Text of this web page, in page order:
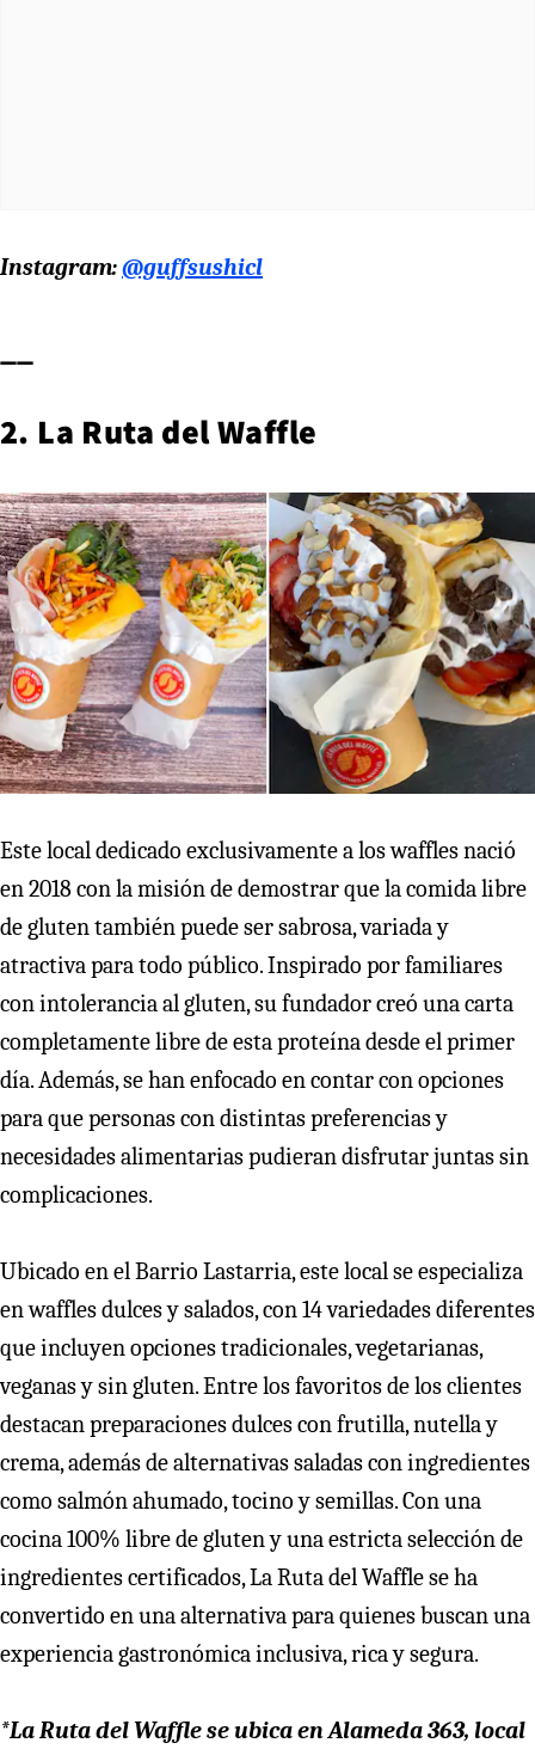
Instagram:@guffsushicl
2. La Ruta del Waffle
Este local dedicado exclusivamente a los waffles nació
en 2018 con la misión de demostrar que la comida libre
de gluten también puede ser sabrosa, variada y
atractiva para todo público. Inspirado por familiares
con intolerancia al gluten, su fundador creó una carta
completamente libre de esta proteína desde el primer
día. Además, se han enfocado en contar con opciones
para que personas con distintas preferencias y
necesidades alimentarias pudieran disfrutar juntas sin
complicaciones.
Ubicado en el Barrio Lastarria, este local se especializa
en waffles dulces y salados, con 14 variedades diferentes
que incluyen opciones tradicionales, vegetarianas,
veganas y sin gluten. Entre los favoritos de los clientes
destacan preparaciones dulces con frutilla, nutella y
crema, además de alternativas saladas con ingredientes
como salmón ahumado, tocino y semillas. Con una
cocina 100% libre de gluten y una estricta selección de
ingredientes certificados, La Ruta del Waffle se ha
convertido en una alternativa para quienes buscan una
experiencia gastronómica inclusiva, rica y segura.
*La Ruta del Waffle se ubica en Alameda 363, local